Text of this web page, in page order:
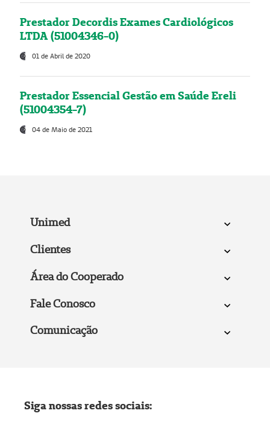
Prestador Decordis Exames Cardiológicos
LTDA (51004346-0)
01 de Abril de 2020
Prestador Essencial Gestão em Saúde Ereli
(51004354-7)
04 de Maio de 2021
Unimed
Clientes
Área do Cooperado
Fale Conosco
Comunicação
Siga nossas redes sociais: